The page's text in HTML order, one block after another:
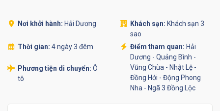
Nơi khởi hành: Hải Dương Khách sạn: Khách sạn 3
sao
Thời gian: 4 ngày 3 đêm Điểm tham quan: Hải
Dương - Quảng Bình -
Vũng Chùa - Nhật Lệ -
Đồng Hới - Động Phong
Nha - Ngã 3 Đồng Lộc
Phương tiện di chuyển: Ô
tô